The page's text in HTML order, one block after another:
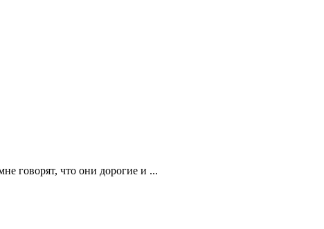
говорят, что они дорогие и ...